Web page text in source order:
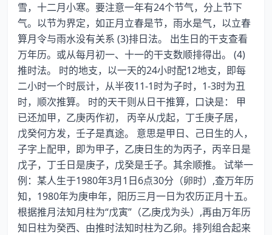
雪，十二月小寒。要注意一年有24个节气，分上节下
气。以节为界定，如正月立春是节，雨水是气，以立春
算月令与雨水没有关系 (3)排日法。 出生日的干支查看
万年历。或从每月初一、十一的干支数顺排得出。 (4)
推时法。 时的地支，以一天的24小时配12地支，即每
二小时一个时辰计，从半夜11-1时为子时，1-3时为丑
时，顺次推算。 时的天干则从日干推算，口诀是： 甲
已还加甲，乙庚丙作初， 丙辛从戊起，丁壬庚子居，
戊癸何方发，壬子是真途。 意思是甲日、己日生的人，
子字上配甲，即为甲子，乙庚日生的为丙子，丙辛日是
戊子，丁壬日是庚子，戊癸是壬子。其余顺推。 试举一
例：某人生于1980年3月1日6点30分（卵时）,查万年历
知，1980年为庚申年，阳历三月一日为农历正月十五。
根据推月法知月柱为“戊寅”（乙庚戊为头）,再由万年历
知日柱为癸西、由推时法知时柱为乙卵。排列组合起来